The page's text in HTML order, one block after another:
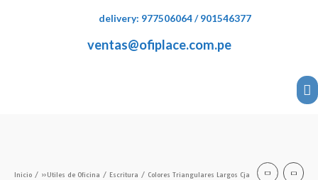
delivery: 977506064 / 901546377
ventas@ofiplace.com.pe
Inicio / »Utiles de Oficina / Escritura / Colores Triangulares Largos Cja